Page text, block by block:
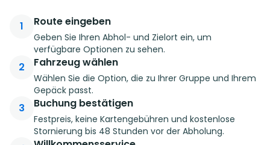
1 Route eingeben
Geben Sie Ihren Abhol- und Zielort ein, um
verfügbare Optionen zu sehen.
2 Fahrzeug wählen
Wählen Sie die Option, die zu Ihrer Gruppe und Ihrem
Gepäck passt.
3 Buchung bestätigen
Festpreis, keine Kartengebühren und kostenlose
Stornierung bis 48 Stunden vor der Abholung.